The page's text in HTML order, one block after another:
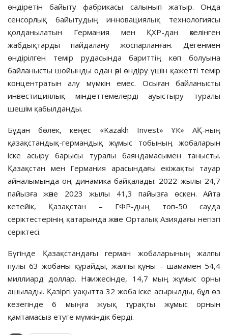
өндіретін байыту фабрикасы салынып жатыр. Онда
сенсорлық байытудың инновациялық технологиясы
қолданылатын Германия мен ҚХР-дан әкелінген
жабдықтарды пайдалану жоспарланған. Дегенмен
өндірілген темір рудасында бариттің көп болуына
байланысты шойынды одан әрі өндіру үшін қажетті темір
концентратын алу мүмкін емес. Осыған байланысты
инвестициялық міндеттемелерді ауыс­тыру туралы
шешім қабылданды.
Бұдан бөлек, кеңес «Kazakh Invest» ҰК» АҚ-ның
қазақстандық-германдық жұмыс тобының жобаларын
іске асыру барысы туралы баяндамасымен танысты.
Қазақстан мен Германия арасын­дағы екіжақты тауар
айналымында оң динамика байқалады: 2022 жылы 24,7
пайызға және 2023 жылы 41,3 пайызға өскен. Айта
кетейік, Қазақстан – ГФР-дың топ-50 сауда
серіктестерінің қатарында және Орталық Азиядағы негізгі
серіктесі.
Бүгінде Қазақстандағы герман жобаларының жалпы
пулы 63 жобаны құрайды, жалпы құны – шамамен 54,4
миллиард доллар. Нәтижесінде, 14,7 мың жұмыс орны
ашылады. Қазіргі уақытта 32 жоба іске асырылды, бұл өз
кезегінде 6 мыңға жуық тұрақты жұмыс орнын
қамтамасыз етуге мүмкіндік берді.